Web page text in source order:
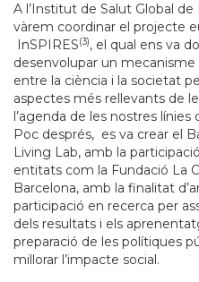
A l’Institut de Salut Global de
vàrem coordinar el projecte
InSPIRES(3), el qual ens va
desenvolupar un
entre la ciència i la societat
aspectes més rellevants de
l’agenda de les nostres línies
Poc després, es va crear el
Living Lab, amb la
entitats com la Fundació La
Barcelona, amb la finalitat
participació en recerca per
dels resultats i els
preparació de les polítiques
millorar l’impacte social.